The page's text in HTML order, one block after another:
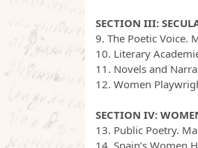
SECTION III:
9. The Poetic Voice.
10. Literary
11. Novels and
12. Women
SECTION IV:
13. Public Poetry.